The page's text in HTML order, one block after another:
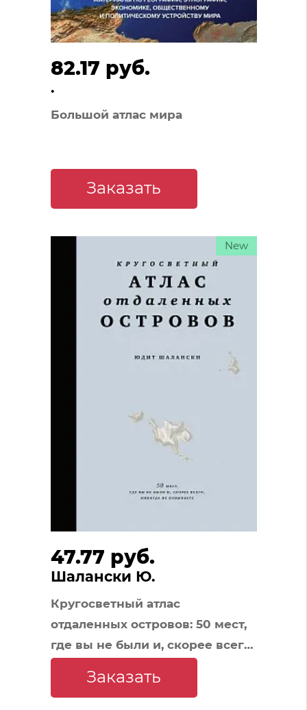
82.17 руб.
.
Большой атлас мира
Заказать
47.77 руб.
Шалански Ю.
Кругосветный атлас
отдаленных островов: 50 мест,
где вы не были и, скорее всего,
никогда не побываете
New
Заказать